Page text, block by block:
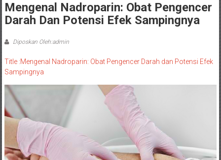
Mengenal Nadroparin: Obat Pengencer
Darah Dan Potensi Efek Sampingnya
Diposkan Oleh:admin
Title :Mengenal Nadroparin: Obat Pengencer Darah dan Potensi Efek
Sampingnya